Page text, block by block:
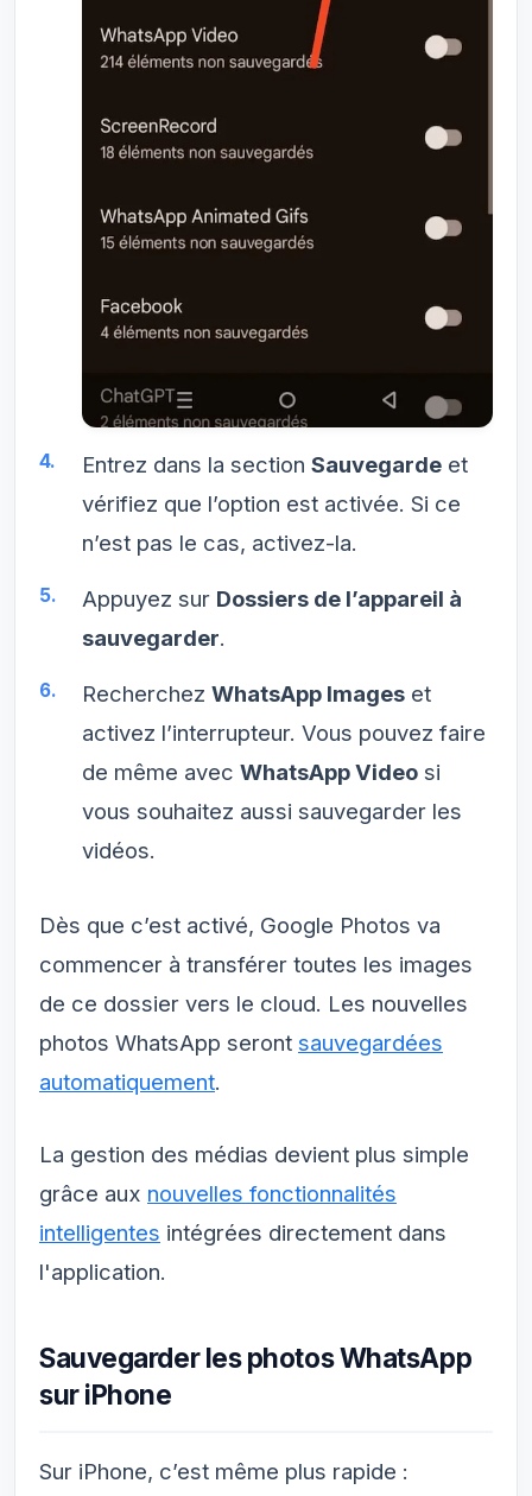
Entrez dans la section Sauvegarde et
vérifiez que l’option est activée. Si ce
n’est pas le cas, activez-la.
Appuyez sur Dossiers de l’appareil à
sauvegarder.
Recherchez WhatsApp Images et
activez l’interrupteur. Vous pouvez faire
de même avec WhatsApp Video si
vous souhaitez aussi sauvegarder les
vidéos.
Dès que c’est activé, Google Photos va
commencer à transférer toutes les images
de ce dossier vers le cloud. Les nouvelles
photos WhatsApp seront sauvegardées
automatiquement.
La gestion des médias devient plus simple
grâce aux nouvelles fonctionnalités
intelligentes intégrées directement dans
l'application.
Sauvegarder les photos WhatsApp
sur iPhone
Sur iPhone, c’est même plus rapide :